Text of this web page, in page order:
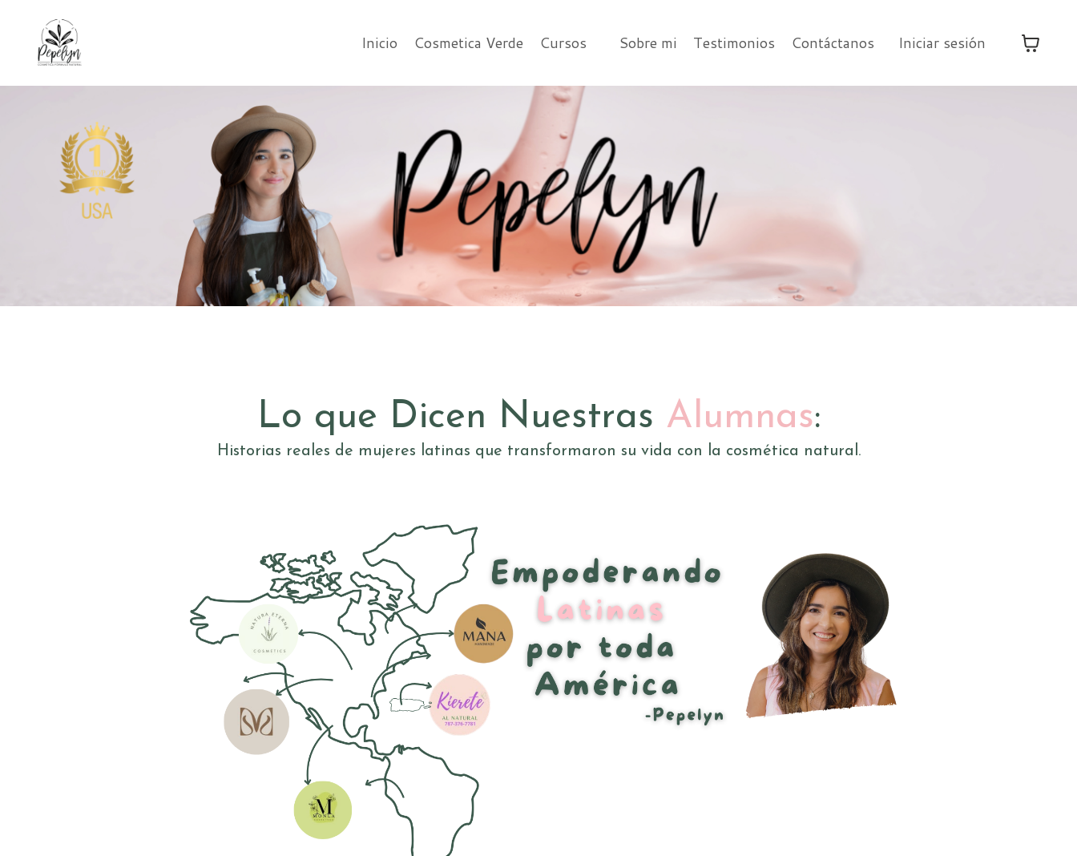
Inicio Cosmetica Verde Cursos Sobre mi Testimonios Contáctanos Iniciar sesión
Lo que Dicen Nuestras Alumnas:
Historias reales de mujeres latinas que transformaron su vida con la cosmética natural.